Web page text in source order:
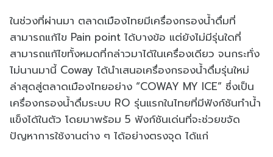
ในช่วงที่ผ่านมา ตลาดเมืองไทยมีเครื่องกรองน้ำดื่มที่
สามารถแก้ไข Pain point ได้บางข้อ แต่ยังไม่มีรุ่นใดที่
สามารถแก้ไขทั้งหมดที่กล่าวมาได้ในเครื่องเดียว จนกระทั่ง
ไม่นานมานี้ Coway ได้นำเสนอเครื่องกรองน้ำดื่มรุ่นใหม่
ล่าสุดสู่ตลาดเมืองไทยอย่าง “COWAY MY ICE” ซึ่งเป็น
เครื่องกรองน้ำดื่มระบบ RO รุ่นแรกในไทยที่มีฟังก์ชันทำน้ำ
แข็งได้ในตัว โดยมาพร้อม 5 ฟังก์ชันเด่นที่จะช่วยขจัด
ปัญหาการใช้งานต่าง ๆ ได้อย่างตรงจุด ได้แก่